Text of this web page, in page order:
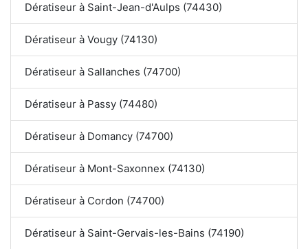
Dératiseur à Saint-Jean-d'Aulps (74430)
Dératiseur à Vougy (74130)
Dératiseur à Sallanches (74700)
Dératiseur à Passy (74480)
Dératiseur à Domancy (74700)
Dératiseur à Mont-Saxonnex (74130)
Dératiseur à Cordon (74700)
Dératiseur à Saint-Gervais-les-Bains (74190)